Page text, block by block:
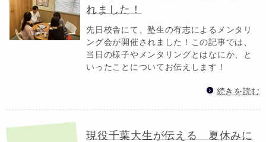
れました！
先日校舎にて、塾生の有志によるメンタリ
ング会が開催されました！この記事では、
当日の様子やメンタリングとはなにか、と
いったことについてお伝えします！
続きを読む
現役千葉大生が伝える 夏休みに